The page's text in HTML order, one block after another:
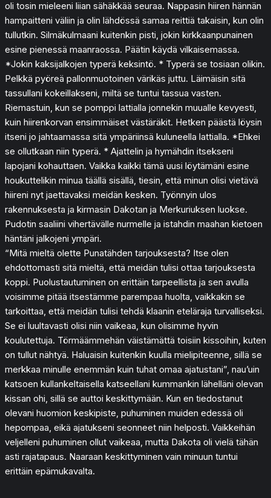
oli tosin mieleeni liian sähäkkää seuraa. Nappasin hiiren hännän
hampaitteni väliin ja olin lähdössä samaa reittiä takaisin, kun olin
tullutkin. Silmäkulmaani kuitenkin pisti, jokin kirkkaanpunainen
esine pienessä maanraossa. Päätin käydä vilkaisemassa.
*Jokin kaksijalkojen typerä keksintö. * Typerä se tosiaan olikin.
Pelkkä pyöreä pallonmuotoinen värikäs juttu. Läimäisin sitä
tassullani kokeillakseni, miltä se tuntui tassua vasten.
Riemastuin, kun se pomppi lattialla jonnekin muualle kevyesti,
kuin hiirenkorvan ensimmäiset västäräkit. Hetken päästä löysin
itseni jo jahtaamassa sitä ympäriinsä kuluneella lattialla. *Ehkei
se ollutkaan niin typerä. * Ajattelin ja hymähdin itsekseni
lapojani kohauttaen. Vaikka kaikki tämä uusi löytämäni esine
houkuttelikin minua täällä sisällä, tiesin, että minun olisi vietävä
hiireni nyt jaettavaksi meidän kesken. Työnnyin ulos
rakennuksesta ja kirmasin Dakotan ja Merkuriuksen luokse.
Pudotin saaliini vihertävälle nurmelle ja istahdin maahan kietoen
häntäni jalkojeni ympäri.
“Mitä mieltä olette Punatähden tarjouksesta? Itse olen
ehdottomasti sitä mieltä, että meidän tulisi ottaa tarjouksesta
koppi. Puolustautuminen on erittäin tarpeellista ja sen avulla
voisimme pitää itsestämme parempaa huolta, vaikkakin se
tarkoittaa, että meidän tulisi tehdä klaanin eteläraja turvalliseksi.
Se ei luultavasti olisi niin vaikeaa, kun olisimme hyvin
koulutettuja. Törmäämmehän väistämättä toisiin kissoihin, kuten
on tullut nähtyä. Haluaisin kuitenkin kuulla mielipiteenne, sillä se
merkkaa minulle enemmän kuin tuhat omaa ajatustani”, nau’uin
katsoen kullankeltaisella katseellani kummankin lähelläni olevan
kissan ohi, sillä se auttoi keskittymään. Kun en tiedostanut
olevani huomion keskipiste, puhuminen muiden edessä oli
hepompaa, eikä ajatukseni seonneet niin helposti. Vaikkeihän
veljelleni puhuminen ollut vaikeaa, mutta Dakota oli vielä tähän
asti rajatapaus. Naaraan keskittyminen vain minuun tuntui
erittäin epämukavalta.